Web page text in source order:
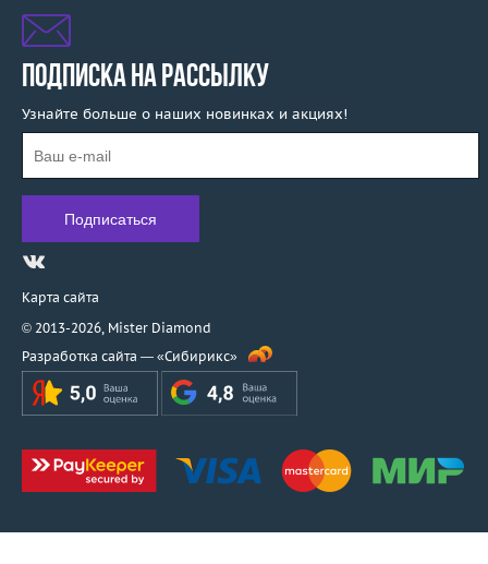
ПОДПИСКА НА РАССЫЛКУ
Узнайте больше о наших новинках и акциях!
Карта сайта
© 2013-2026, Mister Diamond
Разработка сайта — «Сибирикс»